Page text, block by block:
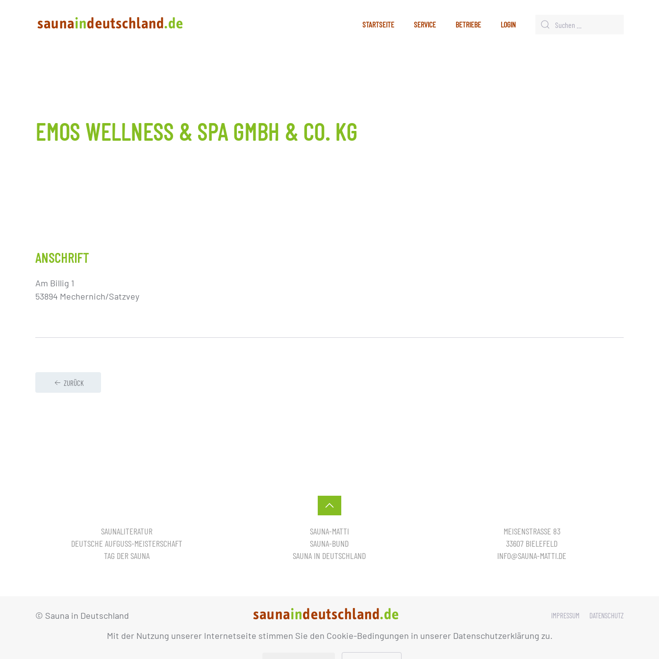
Mit der Nutzung unserer Internetseite stimmen Sie den Cookie-Bedingungen in unserer Datenschutzerklärung zu.
STARTSEITE SERVICE BETRIEBE LOGIN
EMOS WELLNESS & SPA GMBH & CO. KG
ANSCHRIFT
Am Billig 1
53894 Mechernich/Satzvey
ZURÜCK
SAUNALITERATUR
DEUTSCHE AUFGUSS-MEISTERSCHAFT
TAG DER SAUNA
SAUNA-MATTI
SAUNA-BUND
SAUNA IN DEUTSCHLAND
MEISENSTRASSE 83
33607 BIELEFELD
INFO@SAUNA-MATTI.DE
© Sauna in Deutschland IMPRESSUM DATENSCHUTZ